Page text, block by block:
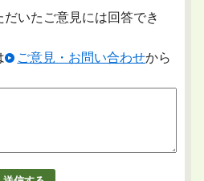
いたご意見には回答でき
ご意見・お問い合わせから